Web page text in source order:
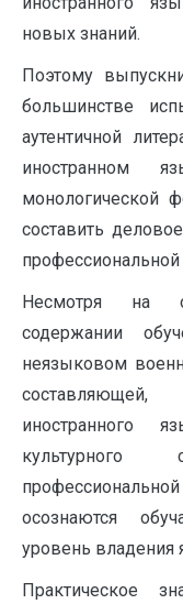
новых знаний.
Поэтому
большинстве
аутентичной
иностранном
монологической
составить
профессиональной
Несмотря на
содержании
неязыковом
иностранного
осознаются
уровень
Практическое